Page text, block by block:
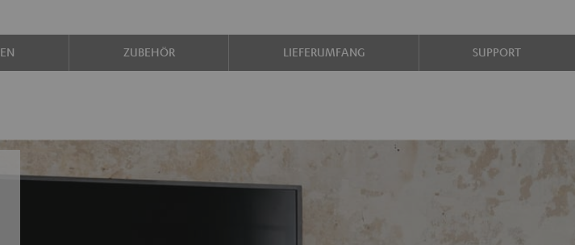
ZUBEHÖR LIEFERUMFANG SUPPORT